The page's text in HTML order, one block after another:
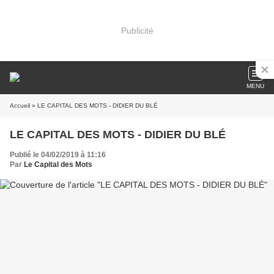
Publicité
MENU
Accueil » LE CAPITAL DES MOTS - DIDIER DU BLÉ
LE CAPITAL DES MOTS - DIDIER DU BLÉ
Publié le 04/02/2019 à 11:16
Par Le Capital des Mots